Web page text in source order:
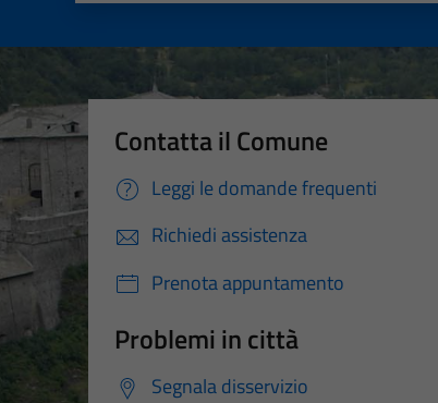
Contatta il Comune
Leggi le domande frequenti
Richiedi assistenza
Prenota appuntamento
Problemi in città
Segnala disservizio